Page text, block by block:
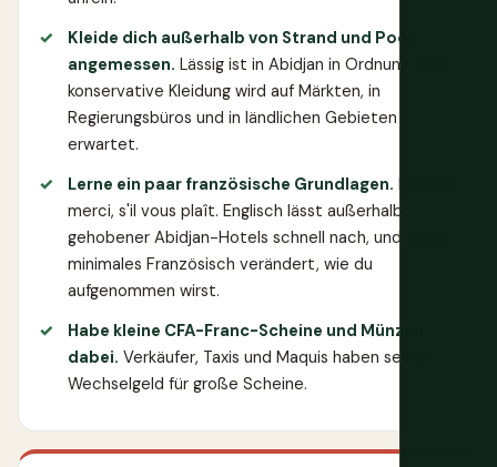
Kleide dich außerhalb von Strand und Pool
angemessen. Lässig ist in Abidjan in Ordnung, aber
konservative Kleidung wird auf Märkten, in
Regierungsbüros und in ländlichen Gebieten
erwartet.
Lerne ein paar französische Grundlagen. Bonjour,
merci, s'il vous plaît. Englisch lässt außerhalb
gehobener Abidjan-Hotels schnell nach, und selbst
minimales Französisch verändert, wie du
aufgenommen wirst.
Habe kleine CFA-Franc-Scheine und Münzen
dabei. Verkäufer, Taxis und Maquis haben selten
Wechselgeld für große Scheine.